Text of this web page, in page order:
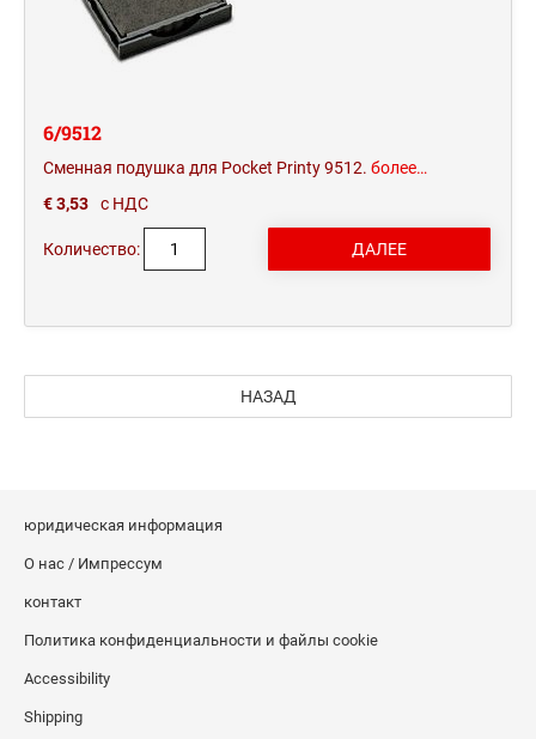
6/9512
Сменная подушка для Pocket Printy 9512. более…
€ 3,53
с НДС
Количество:
НАЗАД
юридическая информация
О нас / Импрессум
контакт
Политика конфиденциальности и файлы cookie
Accessibility
Shipping